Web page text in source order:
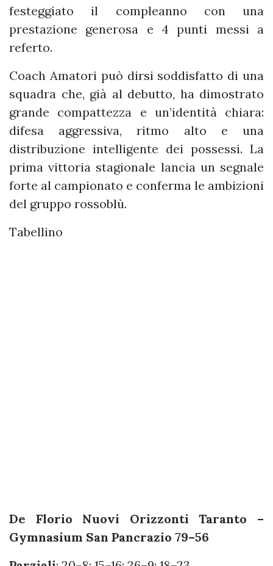
festeggiato il compleanno con una
prestazione generosa e 4 punti messi a
referto.
Coach Amatori può dirsi soddisfatto di una
squadra che, già al debutto, ha dimostrato
grande compattezza e un’identità chiara:
difesa aggressiva, ritmo alto e una
distribuzione intelligente dei possessi. La
prima vittoria stagionale lancia un segnale
forte al campionato e conferma le ambizioni
del gruppo rossoblù.
Tabellino
De Florio Nuovi Orizzonti Taranto –
Gymnasium San Pancrazio 79–56